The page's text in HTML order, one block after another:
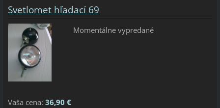
Svetlomet hľadací 69
Momentálne vypredané
Vaša cena: 36,90 €